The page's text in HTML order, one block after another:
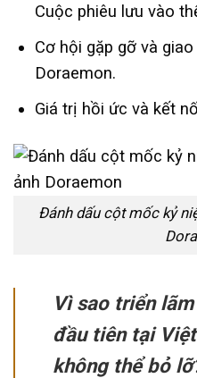
Cuộc phiêu lưu vào
Cơ hội gặp gỡ và
Doraemon.
Giá trị hồi ức và kết
Đánh dấu cột mốc kỷ
Vì sao triển
đầu tiên tại
không thể bỏ